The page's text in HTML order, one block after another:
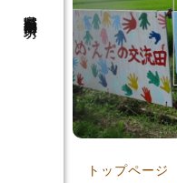
41
トップページ